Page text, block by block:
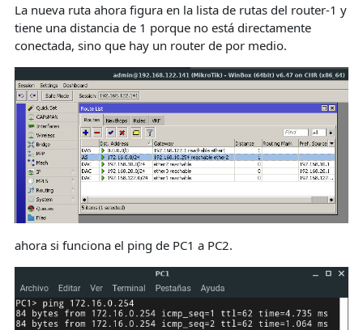
La nueva ruta ahora figura en la lista de rutas del router-1 y
tiene una distancia de 1 porque no está directamente
conectada, sino que hay un router de por medio.
ahora si funciona el ping de PC1 a PC2.